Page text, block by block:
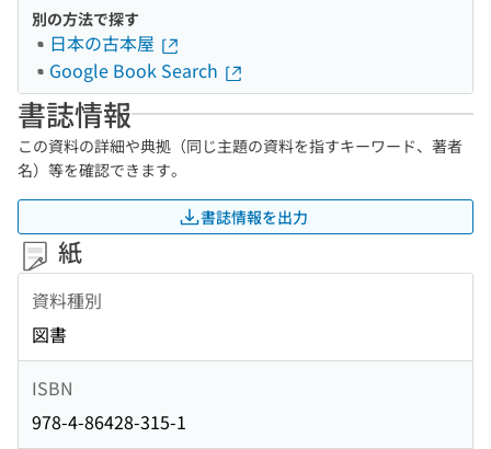
別の方法で探す
日本の古本屋
Google Book Search
書誌情報
この資料の詳細や典拠（同じ主題の資料を指すキーワード、著者
名）等を確認できます。
書誌情報を出力
紙
資料種別
図書
ISBN
978-4-86428-315-1